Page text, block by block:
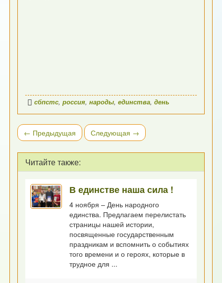
сбпстс,россия,народы,единства,день
← Предыдущая Следующая →
Читайте также:
В единстве наша сила !
4 ноября – День народного
единства. Предлагаем перелистать
страницы нашей истории,
посвященные государственным
праздникам и вспомнить о событиях
того времени и о героях, которые в
трудное для ...